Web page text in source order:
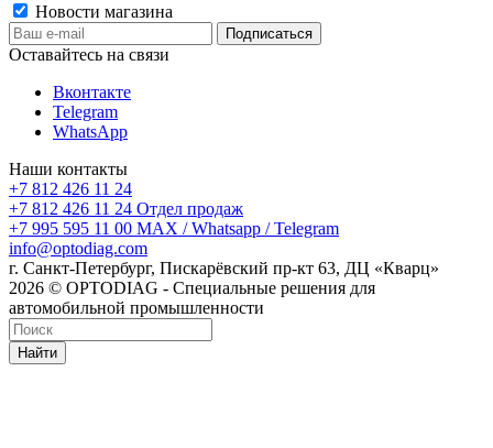
Новости магазина
Оставайтесь на связи
Вконтакте
Telegram
WhatsApp
Наши контакты
+7 812 426 11 24
+7 812 426 11 24 Отдел продаж
+7 995 595 11 00 MAX / Whatsapp / Telegram
info@optodiag.com
г. Санкт-Петербург, Пискарёвский пр-кт 63, ДЦ «Кварц»
2026 © OPTODIAG - Специальные решения для
автомобильной промышленности
Найти